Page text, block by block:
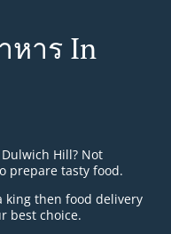
หาร In
Hill? Not
prepare tasty food.
king then food delivery
best choice.